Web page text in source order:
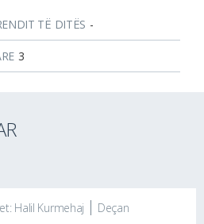
TË DITËS -
3
Halil Kurmehaj Deçan